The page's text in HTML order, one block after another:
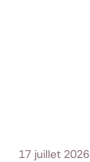
17 juillet 2026